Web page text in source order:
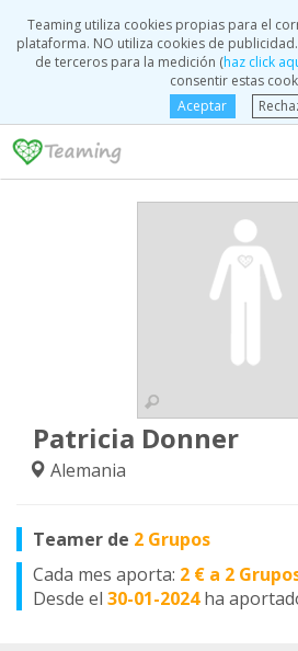
Teaming utiliza cookies propias para el
plataforma. NO utiliza cookies de
de terceros para la medición (haz click
consentir estas
Aceptar
Patricia Donner
Alemania
Teamer de 2 Grupos
Cada mes aporta: 2 € a 2
Desde el 30-01-2024 ha